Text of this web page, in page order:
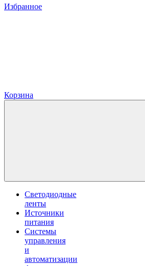
Избранное
Корзина
Светодиодные
ленты
Источники
питания
Системы
управления
и
автоматизации